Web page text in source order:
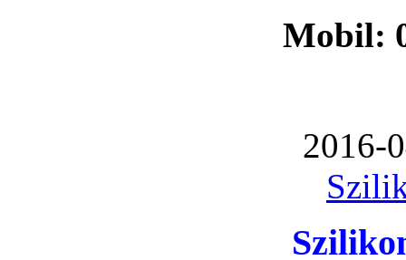
Mobil:
2016-